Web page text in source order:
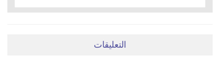
التعليقات